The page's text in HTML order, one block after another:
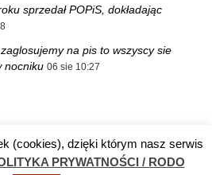
sprzedał POPiS, dokładając
na pis to wszyscy sie
nocniku 06 sie 10:27
prywatności / RODO Kontakt
(cookies), dzięki którym nasz serwis
PRYWATNOŚCI / RODO